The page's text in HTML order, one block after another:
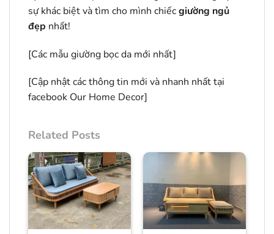
sự khác biệt và tìm cho mình chiếcgiường ngủ
đẹp nhất!
[Các mẫu giường bọc da mới nhất]
[Cập nhật các thông tin mới và nhanh nhất tại
facebook Our Home Decor]
Related Posts